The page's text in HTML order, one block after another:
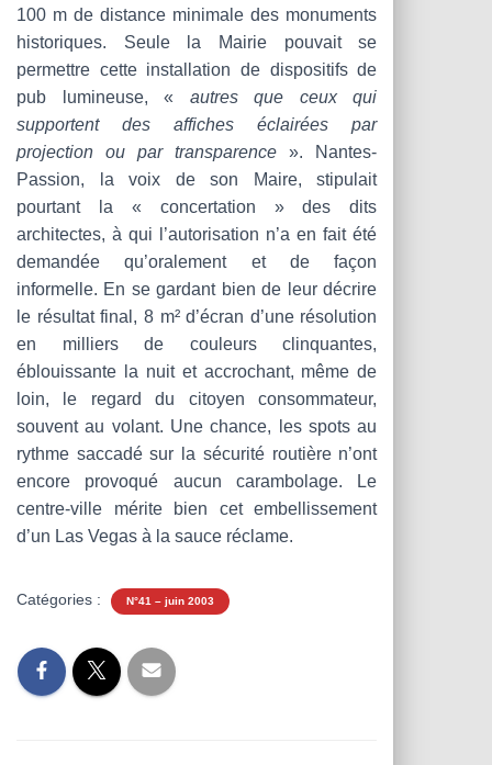
100 m de distance minimale des monuments
historiques. Seule la Mairie pouvait se
permettre cette installation de dispositifs de
pub lumineuse, « autres que ceux qui
supportent des affiches éclairées par
projection ou par transparence ». Nantes-
Passion, la voix de son Maire, stipulait
pourtant la « concertation » des dits
architectes, à qui l’autorisation n’a en fait été
demandée qu’oralement et de façon
informelle. En se gardant bien de leur décrire
le résultat final, 8 m² d’écran d’une résolution
en milliers de couleurs clinquantes,
éblouissante la nuit et accrochant, même de
loin, le regard du citoyen consommateur,
souvent au volant. Une chance, les spots au
rythme saccadé sur la sécurité routière n’ont
encore provoqué aucun carambolage. Le
centre-ville mérite bien cet embellissement
d’un Las Vegas à la sauce réclame.
Catégories : N°41 – juin 2003